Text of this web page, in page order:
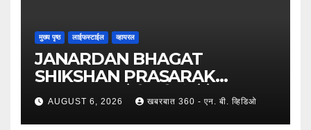
मुख्य पृष्ठ लाईफस्टाईल व्हायरल
JANARDAN BHAGAT
SHIKSHAN PRASARAK
SANSTHA: जेबीएसपी संस्थेचे मुख्य
प्रशासकीय कार्यालय आणि अत्याधुनिक मूट
AUGUST 6, 2026 खबरबात 360 - एन. बी. व्हिडिओ